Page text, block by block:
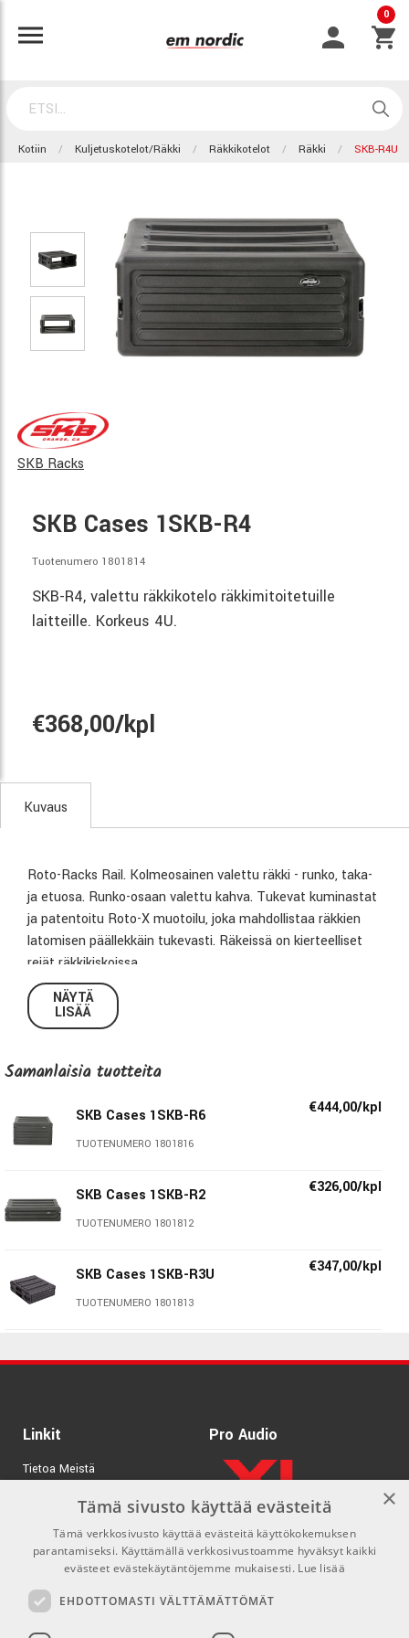
0
Kotiin Kuljetuskotelot/Räkki Räkkikotelot Räkki SKB-R4U
SKB Racks
SKB Cases 1SKB-R4
Tuotenumero 1801814
SKB-R4, valettu räkkikotelo räkkimitoitetuille
laitteille. Korkeus 4U.
€368,00/kpl
Kuvaus
Roto-Racks Rail. Kolmeosainen valettu räkki - runko, taka-
ja etuosa. Runko-osaan valettu kahva. Tukevat kuminastat
ja patentoitu Roto-X muotoilu, joka mahdollistaa räkkien
latomisen päällekkäin tukevasti. Räkeissä on kierteelliset
reiät räkkikiskoissa.
Sisäsyvyys 43 cm.
NÄYTÄ
LISÄÄ
Samanlaisia ​​tuotteita
SKB Cases 1SKB-R6
TUOTENUMERO 1801816
€444,00/kpl
SKB Cases 1SKB-R2
TUOTENUMERO 1801812
€326,00/kpl
SKB Cases 1SKB-R3U
TUOTENUMERO 1801813
€347,00/kpl
SKB Cases 1SKB-R10
TUOTENUMERO 1801820
Linkit
Tietoa Meistä
Tuotemerkit
Kirjaudu
GDPR & Cookies
Myyntiehdot
Pro Audio
×
Tämä sivusto käyttää evästeitä
Tämä verkkosivusto käyttää evästeitä käyttökokemuksen
parantamiseksi. Käyttämällä verkkosivustoamme hyväksyt kaikki
evästeet evästekäytäntöjemme mukaisesti. Lue lisää
EHDOTTOMASTI VÄLTTÄMÄTTÖMÄT